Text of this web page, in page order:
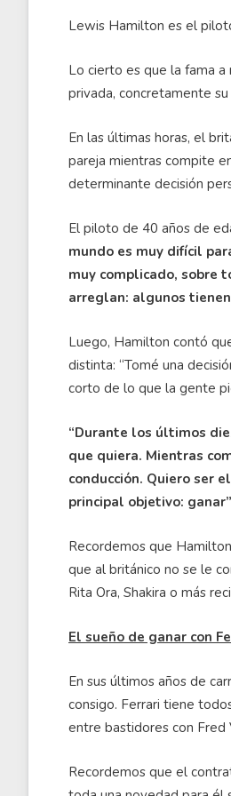
Lewis Hamilton es el
Lo cierto es que la fama
privada, concretamente
En las últimas horas, el
pareja mientras compite
determinante decisión
El piloto de 40 años de
mundo es muy difícil
muy complicado, sobre
arreglan: algunos
Luego, Hamilton contó
distinta: “Tomé una
corto de lo que la gente
“Durante los últimos
que quiera. Mientras
conducción. Quiero ser
principal objetivo:
Recordemos que
que al británico no se le
Rita Ora, Shakira o más
El sueño de ganar con
En sus últimos años de
consigo. Ferrari tiene
entre bastidores con Fred
Recordemos que el